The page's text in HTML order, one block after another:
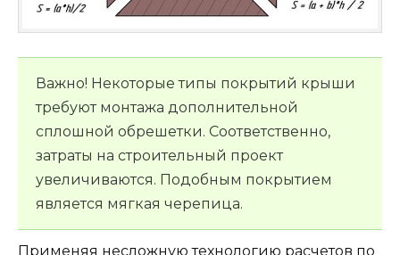
Важно! Некоторые типы покрытий крыши
требуют монтажа дополнительной
сплошной обрешетки. Соответственно,
затраты на строительный проект
увеличиваются. Подобным покрытием
является мягкая черепица.
Применяя несложную технологию расчетов по